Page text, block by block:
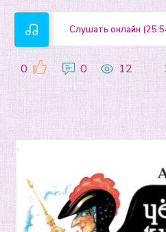
Слушать онлайн
0 0 12